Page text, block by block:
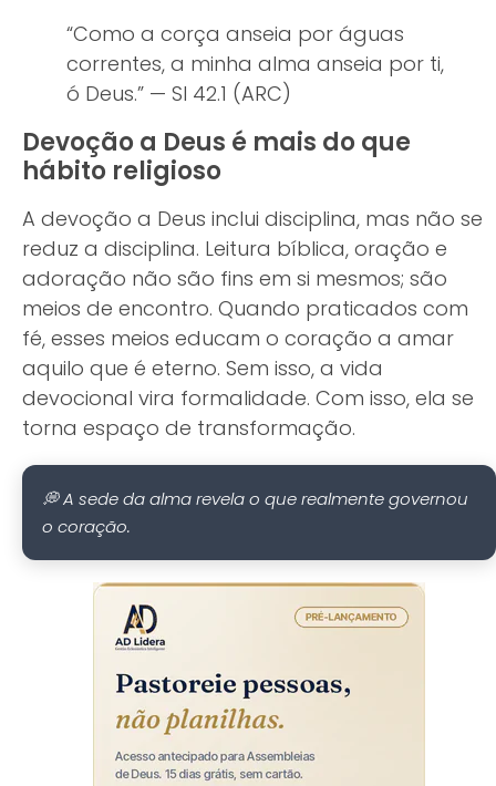
“Como a corça anseia por águas
correntes, a minha alma anseia por ti,
ó Deus.” — Sl 42.1 (ARC)
Devoção a Deus é mais do que
hábito religioso
A devoção a Deus inclui disciplina, mas não se
reduz a disciplina. Leitura bíblica, oração e
adoração não são fins em si mesmos; são
meios de encontro. Quando praticados com
fé, esses meios educam o coração a amar
aquilo que é eterno. Sem isso, a vida
devocional vira formalidade. Com isso, ela se
torna espaço de transformação.
💭 A sede da alma revela o que realmente governou
o coração.